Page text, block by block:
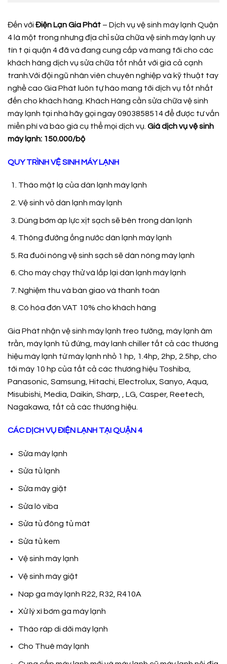
Đến với Điện Lạn Gia Phát – Dịch vụ vệ sinh máy lạnh Quận
4 là một trong nhưng địa chỉ sửa chữa vệ sinh máy lạnh uy
tín t ại quận 4 đã và đang cung cấp và mang tới cho các
khách hàng dịch vụ sửa chữa tốt nhất với giá cả cạnh
tranh.Với đội ngũ nhân viên chuyên nghiệp và kỹ thuật tay
nghề cao Gia Phát luôn tự hào mang tới dịch vụ tốt nhất
đến cho khách hàng. Khách Hàng cần sửa chữa vệ sinh
máy lạnh tại nhà hãy gọi ngay 0903858514 để được tư vấn
miễn phí và báo giá cụ thể mọi dịch vụ. Giá dịch vụ vệ sinh
máy lạnh: 150.000/bộ
QUY TRÌNH VỆ SINH MÁY LẠNH
Tháo mặt lạ của dàn lạnh máy lạnh
Vệ sinh vỏ dàn lạnh máy lạnh
Dùng bơm áp lực xịt sạch sẽ bên trong dàn lạnh
Thông đường ống nước dàn lạnh máy lạnh
Ra đuôi nóng vệ sinh sạch sẽ dàn nóng máy lạnh
Cho máy chạy thử và lắp lại dàn lạnh máy lạnh
Nghiệm thu và bàn giao và thanh toán
Có hóa đơn VAT 10% cho khách hàng
Gia Phát nhận vệ sinh máy lạnh treo tường, máy lạnh âm
trần, máy lạnh tủ đứng, máy lanh chiller tất cả các thương
hiệu máy lạnh từ máy lạnh nhỏ 1 hp, 1.4hp, 2hp, 2.5hp, cho
tới máy 10 hp của tất cả các thương hiệu Toshiba,
Panasonic, Samsung, Hitachi, Electrolux, Sanyo, Aqua,
Misubishi, Media, Daikin, Sharp, , LG, Casper, Reetech,
Nagakawa, tất cả các thương hiệu.
CÁC DỊCH VỤ ĐIỆN LẠNH TẠI QUẬN 4
Sửa máy lạnh
Sửa tủ lạnh
Sửa máy giặt
Sửa lò viba
Sửa tủ đông tủ mát
Sửa tủ kem
Vệ sinh máy lạnh
Vệ sinh máy giặt
Nap ga máy lạnh R22, R32, R410A
Xử lý xì bơm ga máy lạnh
Tháo ráp di dời máy lạnh
Cho Thuê máy lạnh